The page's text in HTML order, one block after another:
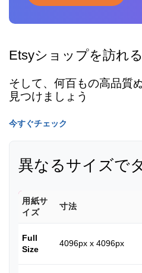
Etsyショップを訪れる
そして、何百もの高品質
見つけましょう
今すぐチェック
異なるサイズで
用紙サ
イズ
寸法
Full
Size
4096px x 4096px